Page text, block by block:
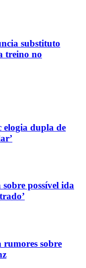
substituto
treino no
elogia dupla de
possível ida
sobre